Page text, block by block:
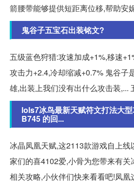
箭腰带能够提供短距离位移,帮助安
鬼谷子五宝石出装铭文?
五级蓝色狩猎:攻速加成+1%,移速
攻击力+2.4,冷却缩减+0.7% 鬼谷子
雄,出装上我们没有出什么攻击装,...
lols7冰鸟最新天赋符文打法大
B745 的回...
冰晶凤凰天赋,这2113款游戏自上线
家们的喜4102爱,小骨为您带来有关
相关攻略,小伙伴们快来看看吧!凤凰